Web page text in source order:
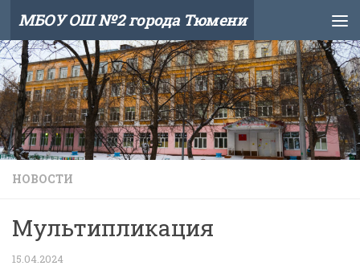
Skip to content
МБОУ ОШ №2 города Тюмени
НОВОСТИ
Мультипликация
15.04.2024